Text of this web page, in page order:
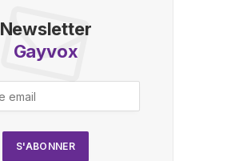
Newsletter
Gayvox